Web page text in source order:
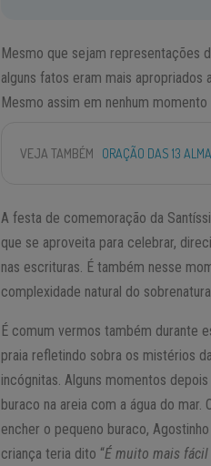
Mesmo que sejam representações
alguns fatos eram mais
Mesmo assim em nenhum
VEJA TAMBÉM ORAÇÃO DAS 13
A festa de comemoração da
que se aproveita para celebrar,
nas escrituras. É também nesse
complexidade natural do
É comum vermos também durante
praia refletindo sobra os mistérios
incógnitas. Alguns momentos
buraco na areia com a água do
encher o pequeno buraco,
criança teria dito “É muito mais fácil